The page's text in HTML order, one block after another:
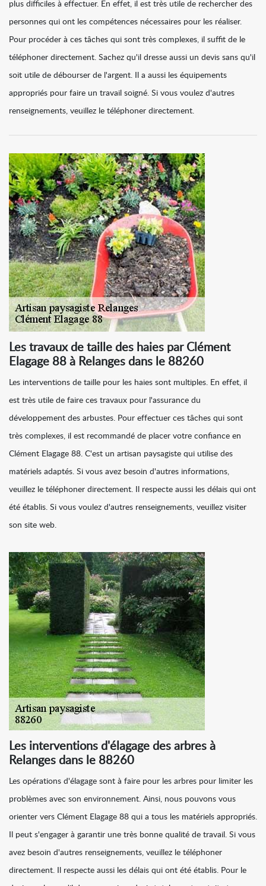
plus difficiles à effectuer. En effet, il est très utile de rechercher des
personnes qui ont les compétences nécessaires pour les réaliser.
Pour procéder à ces tâches qui sont très complexes, il suffit de le
téléphoner directement. Sachez qu'il dresse aussi un devis sans qu'il
soit utile de débourser de l'argent. Il a aussi les équipements
appropriés pour faire un travail soigné. Si vous voulez d'autres
renseignements, veuillez le téléphoner directement.
Les travaux de taille des haies par Clément
Elagage 88 à Relanges dans le 88260
Les interventions de taille pour les haies sont multiples. En effet, il
est très utile de faire ces travaux pour l'assurance du
développement des arbustes. Pour effectuer ces tâches qui sont
très complexes, il est recommandé de placer votre confiance en
Clément Elagage 88. C'est un artisan paysagiste qui utilise des
matériels adaptés. Si vous avez besoin d'autres informations,
veuillez le téléphoner directement. Il respecte aussi les délais qui ont
été établis. Si vous voulez d'autres renseignements, veuillez visiter
son site web.
Les interventions d'élagage des arbres à
Relanges dans le 88260
Les opérations d'élagage sont à faire pour les arbres pour limiter les
problèmes avec son environnement. Ainsi, nous pouvons vous
orienter vers Clément Elagage 88 qui a tous les matériels appropriés.
Il peut s'engager à garantir une très bonne qualité de travail. Si vous
avez besoin d'autres renseignements, veuillez le téléphoner
directement. Il respecte aussi les délais qui ont été établis. Pour le